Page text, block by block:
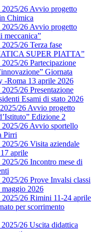
2025/26 Avvio progetto
Chimica
2025/26 Avvio progetto
meccanica”
26 Terza fase
SUPER PIATTA”
26 Partecipazione
Giornata
-Roma 13 aprile 2026
26 Presentazione
Esami di stato 2026
26 Avvio progetto
Edizione 2
2025/26 Avvio sportello
Pirri
26 Visita aziendale
aprile
26 Incontro mese di
26 Prove Invalsi classi
maggio 2026
2025/26 Rimini 11-24 aprile
per scorrimento
26 Uscita didattica